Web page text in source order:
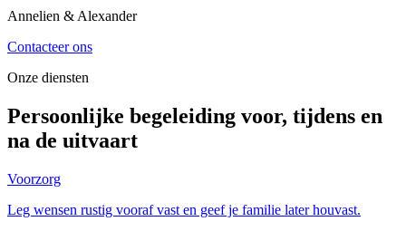
Annelien & Alexander
Contacteer ons
Onze diensten
Persoonlijke begeleiding voor, tijdens en
na de uitvaart
Voorzorg
Leg wensen rustig vooraf vast en geef je familie later houvast.